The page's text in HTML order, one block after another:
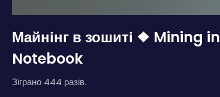
Майнінг в зошиті ❖ Mining in
Notebook
Зіграно 444 разів.